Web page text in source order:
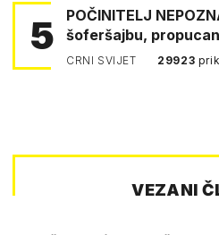
5
POČINITELJ
šoferšajbu,
Pejin
CRNI SVIJET 29923
VEZANI